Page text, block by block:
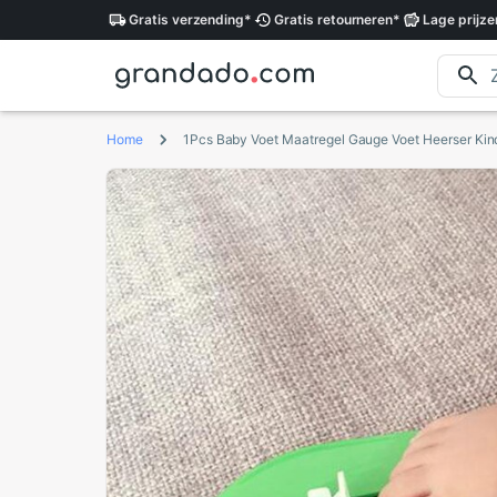
Gratis verzending* Gratis retourneren* Lage
Home